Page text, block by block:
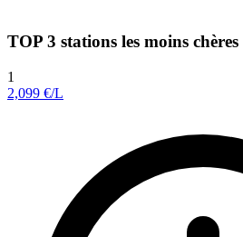
TOP 3 stations les moins
1
2,099 €/L